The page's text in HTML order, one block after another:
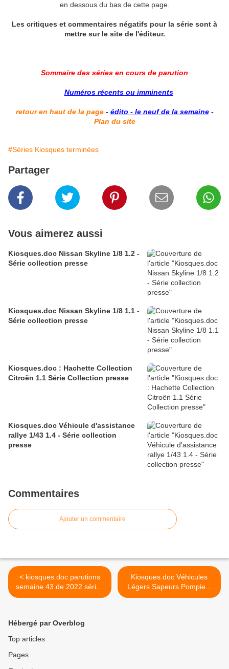
en dessous du bas de cette page.
Les critiques et commentaires négatifs pour la série sont à
mettre sur le site de l'éditeur.
Sommaire des séries en cours de parution
Numéros récents ou imminents
retour en haut de la page- édito - le neuf de la semaine-
Plan du site
#Séries Kiosques terminées
Partager
Vous aimerez aussi
Kiosques.doc Nissan Skyline 1/8 1.2 -
Série collection presse
Kiosques.doc Nissan Skyline 1/8 1.1 -
Série collection presse
Kiosques.doc : Hachette Collection
Citroën 1.1 Série Collection presse
Kiosques.doc Véhicule d'assistance
rallye 1/43 1.4 - Série collection
presse
Commentaires
Ajouter un commentaire
< kiosques.doc parutions
semaine 43 de 2022 séries
miniatures-presse
Kiosques.doc Véhicules
Légers Sapeurs Pompiers
1.1 - Série collection presse
Hébergé par Overblog
Top articles
Pages